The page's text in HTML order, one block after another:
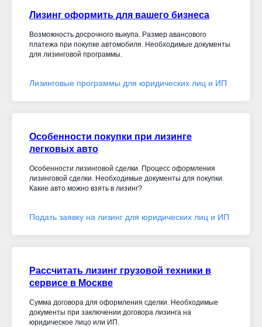
Лизинг оформить для вашего бизнеса
Возможность досрочного выкупа. Размер авансового
платежа при покупке автомобиля. Необходимые документы
для лизинговой программы.
Лизинговые программы для юридических лиц и ИП
Особенности покупки при лизинге
легковых авто
Особенности лизинговой сделки. Процесс оформления
лизинговой сделки. Необходимые документы для покупки.
Какие авто можно взять в лизинг?
Подать заявку на лизинг для юридических лиц и ИП
Рассчитать лизинг грузовой техники в
сервисе в Москве
Сумма договора для оформления сделки. Необходимые
документы при заключении договора лизинга на
юридическое лицо или ИП.